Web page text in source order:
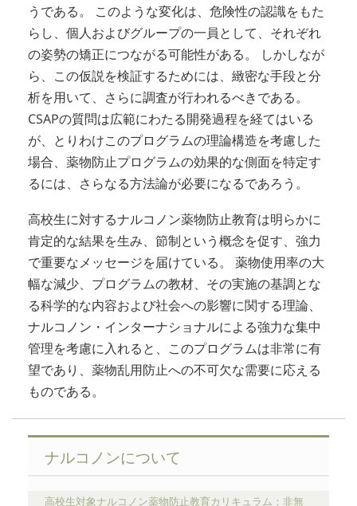
うである。 このような変化は、危険性の認識をもた
らし、個人およびグループの一員として、それぞれ
の姿勢の矯正につながる可能性がある。 しかしなが
ら、この仮説を検証するためには、緻密な手段と分
析を用いて、さらに調査が行われるべきである。
CSAPの質問は広範にわたる開発過程を経てはいる
が、とりわけこのプログラムの理論構造を考慮した
場合、薬物防止プログラムの効果的な側面を特定す
るには、さらなる方法論が必要になるであろう。
高校生に対するナルコノン薬物防止教育は明らかに
肯定的な結果を生み、節制という概念を促す、強力
で重要なメッセージを届けている。 薬物使用率の大
幅な減少、プログラムの教材、その実施の基調とな
る科学的な内容および社会への影響に関する理論、
ナルコノン・インターナショナルによる強力な集中
管理を考慮に入れると、このプログラムは非常に有
望であり、薬物乱用防止への不可欠な需要に応える
ものである。
ナルコノンについて
高校生対象ナルコノン薬物防止教育カリキュラム：非無